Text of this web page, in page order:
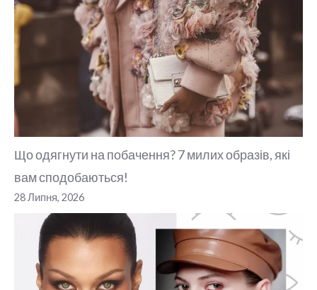
Що одягнути на побачення? 7 милих образів, які
вам сподобаються!
28 Липня, 2026